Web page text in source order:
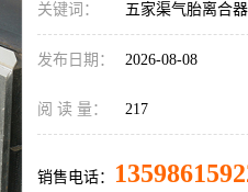
关键词： 五家渠气胎离合器
发布日期： 2026-08-08
阅 读 量： 217
销售电话：